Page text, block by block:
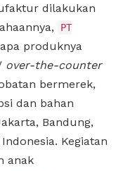
dilakukan
PT
produknya
over-the-counter
bermerek,
dan bahan
Bandung,
Kegiatan
anak